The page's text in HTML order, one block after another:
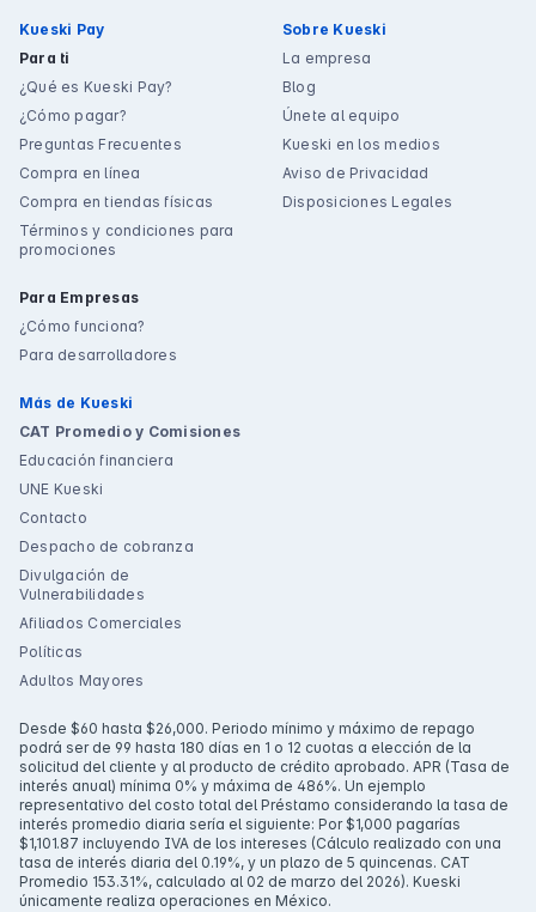
Kueski Pay
Para ti
¿Qué es Kueski Pay?
¿Cómo pagar?
Preguntas Frecuentes
Compra en línea
Compra en tiendas físicas
Términos y condiciones para
promociones
Para Empresas
¿Cómo funciona?
Para desarrolladores
Sobre Kueski
La empresa
Blog
Únete al equipo
Kueski en los medios
Aviso de Privacidad
Disposiciones Legales
Más de Kueski
CAT Promedio y Comisiones
Educación financiera
UNE Kueski
Contacto
Despacho de cobranza
Divulgación de
Vulnerabilidades
Afiliados Comerciales
Políticas
Adultos Mayores
Desde $60 hasta $26,000. Periodo mínimo y máximo de repago
podrá ser de 99 hasta 180 días en 1 o 12 cuotas a elección de la
solicitud del cliente y al producto de crédito aprobado. APR (Tasa de
interés anual) mínima 0% y máxima de 486%. Un ejemplo
representativo del costo total del Préstamo considerando la tasa de
interés promedio diaria sería el siguiente: Por $1,000 pagarías
$1,101.87 incluyendo IVA de los intereses (Cálculo realizado con una
tasa de interés diaria del 0.19%, y un plazo de 5 quincenas. CAT
Promedio 153.31%, calculado al 02 de marzo del 2026). Kueski
únicamente realiza operaciones en México.